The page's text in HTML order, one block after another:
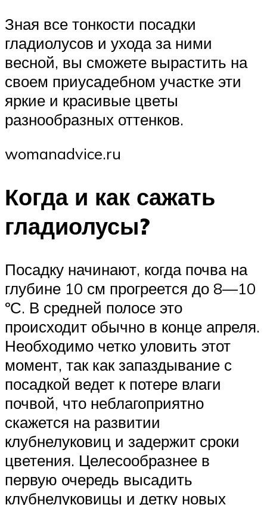
Зная все тонкости посадки
гладиолусов и ухода за ними
весной, вы сможете вырастить на
своем приусадебном участке эти
яркие и красивые цветы
разнообразных оттенков.
womanadvice.ru
Когда и как сажать
гладиолусы?
Посадку начинают, когда почва на
глубине 10 см прогреется до 8—10
ºС. В средней полосе это
происходит обычно в конце апреля.
Необходимо четко уловить этот
момент, так как запаздывание с
посадкой ведет к потере влаги
почвой, что неблагоприятно
скажется на развитии
клубнелуковиц и задержит сроки
цветения. Целесообразнее в
первую очередь высадить
клубнелуковицы и детку новых